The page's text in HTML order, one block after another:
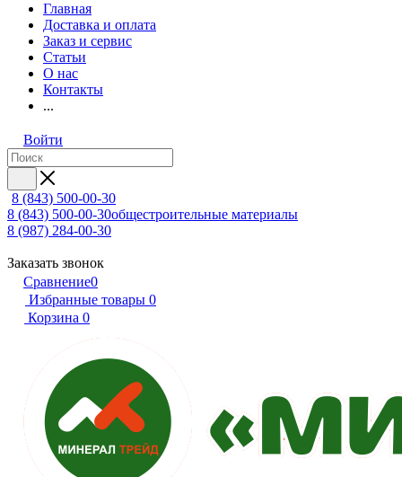
Главная
Доставка и оплата
Заказ и сервис
Статьи
О нас
Контакты
...
Войти
8 (843) 500-00-30
8 (843) 500-00-30общестроительные материалы
8 (987) 284-00-30
Заказать звонок
Сравнение0
Избранные товары 0
Корзина 0